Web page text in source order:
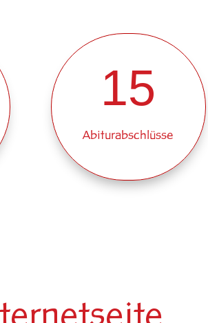
15
Abiturabschlüsse